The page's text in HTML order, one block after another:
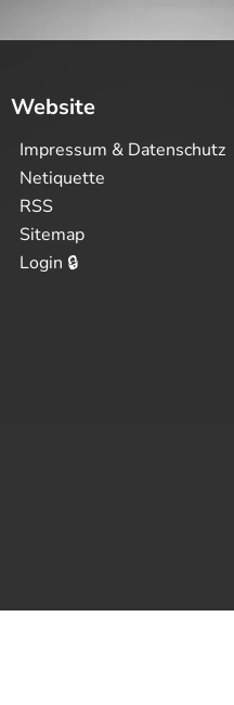
Website
Impressum & Datenschutz
Netiquette
RSS
Sitemap
Login 🔒